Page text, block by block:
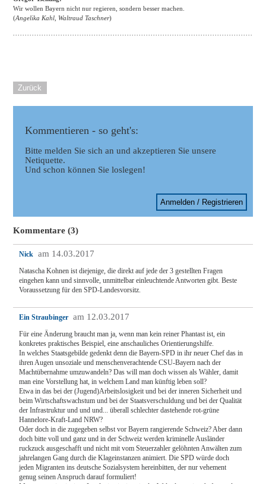
Wir wollen Bayern nicht nur regieren, sondern besser machen.
(Angelika Kahl, Waltraud Taschner)
Zurück
Kommentieren - so geht's:
Bitte melden Sie sich an und akzeptieren Sie unsere
Netiquette.
Und schon können Sie loslegen!
Anmelden / Registrieren
Kommentare (3)
Nick am 14.03.2017
Natascha Kohnen ist diejenige, die direkt auf jede der 3 gestellten Fragen
eingehen kann und sinnvolle, unmittelbar einleuchtende Antworten gibt. Beste
Voraussetzung für den SPD-Landesvorsitz.
Ein Straubinger am 12.03.2017
Für eine Änderung braucht man ja, wenn man kein reiner Phantast ist, ein
konkretes praktisches Beispiel, eine anschauliches Orientierungshilfe.
In welches Staatsgebilde gedenkt denn die Bayern-SPD in ihr neuer Chef das in
ihren Augen unsoziale und menschenverachtende CSU-Bayern nach der
Machtübernahme umzuwandeln? Das will man doch wissen als Wähler, damit
man eine Vorstellung hat, in welchem Land man künftig leben soll?
Etwa in das bei der (Jugend)Arbeitslosigkeit und bei der inneren Sicherheit und
beim Wirtschaftswachstum und bei der Staatsverschuldung und bei der Qualität
der Infrastruktur und und und... überall schlechter dastehende rot-grüne
Hannelore-Kraft-Land NRW?
Oder doch in die zugegeben selbst vor Bayern rangierende Schweiz? Aber dann
doch bitte voll und ganz und in der Schweiz werden kriminelle Ausländer
ruckzuck ausgeschafft und nicht mit vom Steuerzahler gelöhnten Anwälten zum
jahrelangen Gang durch die Klageinstanzen animiert. Die SPD würde doch
jeden Migranten ins deutsche Sozialsystem hereinbitten, der nur vehement
genug seinen Anspruch darauf formuliert!